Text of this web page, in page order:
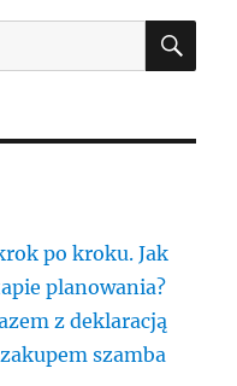
po kroku. Jak
planowania?
z deklaracją
szamba